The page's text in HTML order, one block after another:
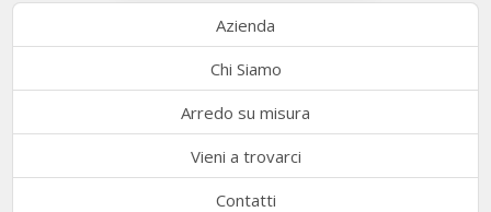
Azienda
Chi Siamo
Arredo su misura
Vieni a trovarci
Contatti